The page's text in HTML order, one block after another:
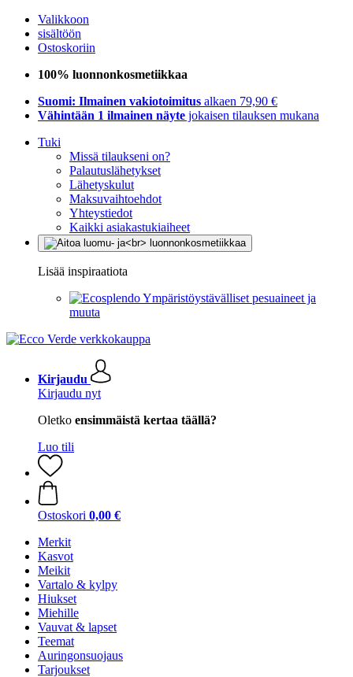
Valikkoon
sisältöön
Ostoskoriin
100% luonnonkosmetiikkaa
Suomi: Ilmainen vakiotoimitus alkaen 79,90 €
Vähintään 1 ilmainen näyte jokaisen tilauksen mukana
Tuki
Missä tilaukseni on?
Palautuslähetykset
Lähetyskulut
Maksuvaihtoehdot
Yhteystiedot
Kaikki asiakastukiaiheet
Lisää inspiraatiota
Ympäristöystävälliset pesuaineet ja
muuta
Kirjaudu
Kirjaudu nyt
Oletko ensimmäistä kertaa täällä?
Luo tili
Ostoskori 0,00 €
Merkit
Kasvot
Meikit
Vartalo & kylpy
Hiukset
Miehille
Vauvat & lapset
Teemat
Auringonsuojaus
Tarjoukset